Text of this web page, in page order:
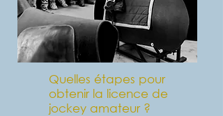
Quelles étapes pour
obtenir la licence de
jockey amateur ?